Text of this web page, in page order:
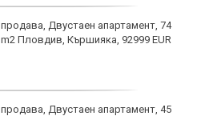
продава, Двустаен апартамент, 74
m2 Пловдив, Кършияка, 92999 EUR
продава, Двустаен апартамент, 45